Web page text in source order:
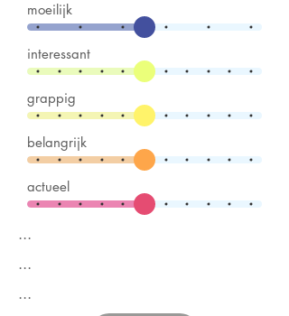
moeilijk
interessant
grappig
belangrijk
actueel
...
...
...